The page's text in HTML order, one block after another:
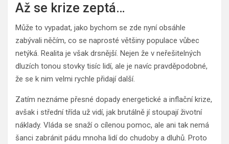
Až se krize zeptá…
Může to vypadat, jako bychom se zde nyní obsáhle
zabývali něčím, co se naprosté většiny populace vůbec
netýká. Realita je však drsnější. Nejen že v neřešitelných
dluzích tonou stovky tisíc lidí, ale je navíc pravděpodobné,
že se k nim velmi rychle přidají další.
Zatím neznáme přesné dopady energetické a inflační krize,
avšak i střední třída už vidí, jak brutálně jí stoupají životní
náklady. Vláda se snaží o cílenou pomoc, ale ani tak nemá
šanci zabránit pádu mnoha lidí do chudoby a dluhů. Proto